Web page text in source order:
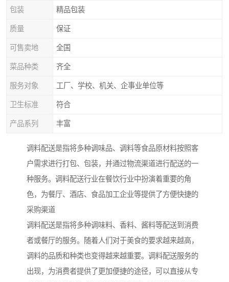
包装 精品包装
质量 保证
可售卖地 全国
菜品种类 齐全
服务对象 工厂、学校、机关、企事业单位等
卫生标准 符合
产品系列 丰富
调料配送是指将多种调味品、调料等食品原材料按照客
户需求进行打包、包装，并通过物流渠道进行配送的一
种服务。调料配送行业在餐饮行业中扮演着重要的角
色，为餐厅、酒店、食品加工企业等提供了方便快捷的
采购渠道
调料配送是指将多种调味料、香料、酱料等配送到消费
者或餐厅的服务。随着人们对于美食的要求越来越高，
调料的品质和种类也变得越来越重要。调料配送服务的
出现，为消费者提供了更加便捷的途径，可以直接从专